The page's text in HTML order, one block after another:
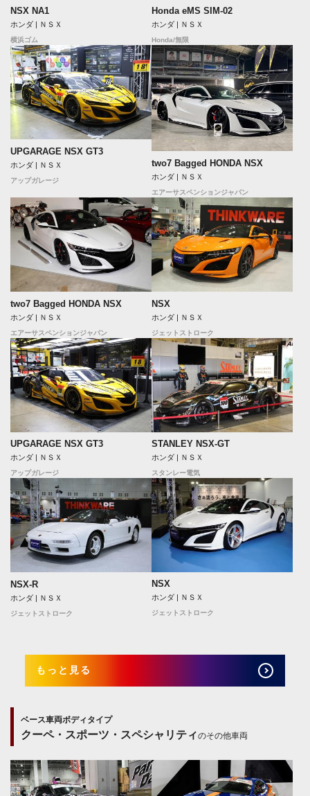
NSX NA1
ホンダ | ＮＳＸ
横浜ゴム
Honda eMS SIM-02
ホンダ | ＮＳＸ
Honda/無限
UPGARAGE NSX GT3
ホンダ | ＮＳＸ
アップガレージ
two7 Bagged HONDA NSX
ホンダ | ＮＳＸ
エアーサスペンションジャパン
two7 Bagged HONDA NSX
ホンダ | ＮＳＸ
エアーサスペンションジャパン
NSX
ホンダ | ＮＳＸ
ジェットストローク
UPGARAGE NSX GT3
ホンダ | ＮＳＸ
アップガレージ
STANLEY NSX-GT
ホンダ | ＮＳＸ
スタンレー電気
NSX-R
ホンダ | ＮＳＸ
ジェットストローク
NSX
ホンダ | ＮＳＸ
ジェットストローク
もっと見る
ベース車両ボディタイプ
クーペ・スポーツ・スペシャリティのその他車両